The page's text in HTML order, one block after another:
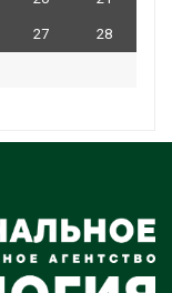
27 28